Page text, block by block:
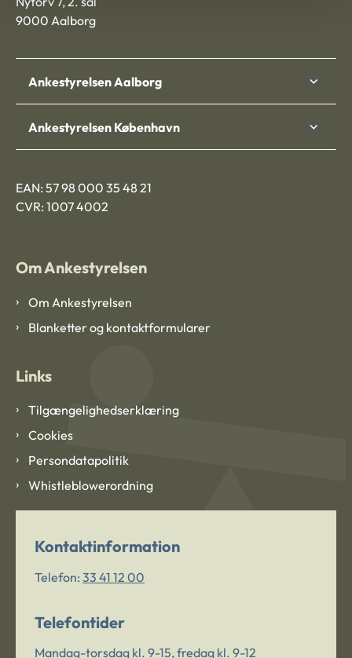
9000 Aalborg
Ankestyrelsen Aalborg
Ankestyrelsen København
EAN: 57 98 000 35 48 21
CVR: 1007 4002
Om Ankestyrelsen
Om Ankestyrelsen
Blanketter og kontaktformularer
Links
Tilgængelighedserklæring
Cookies
Persondatapolitik
Whistleblowerordning
Kontaktinformation
Telefon: 33 41 12 00
Telefontider
Mandag-torsdag kl. 9-15, fredag kl. 9-12